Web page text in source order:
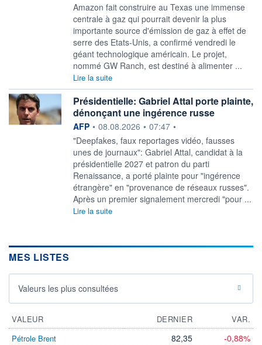
Amazon fait construire au Texas une immense
centrale à gaz qui pourrait devenir la plus
importante source d'émission de gaz à effet de
serre des Etats-Unis, a confirmé vendredi le
géant technologique américain. Le projet,
nommé GW Ranch, est destiné à alimenter ...
Lire la suite
Présidentielle: Gabriel Attal porte plainte,
dénonçant une ingérence russe
information fournie par
AFP • 08.08.2026 • 07:47 •
"Deepfakes, faux reportages vidéo, fausses
unes de journaux": Gabriel Attal, candidat à la
présidentielle 2027 et patron du parti
Renaissance, a porté plainte pour "ingérence
étrangère" en "provenance de réseaux russes".
Après un premier signalement mercredi "pour ...
Lire la suite
MES LISTES
Valeurs les plus consultées
VALEUR DERNIER
VAR.
Pétrole Brent
82,35 -0,88%